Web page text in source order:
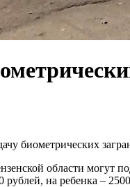
биометрических
области могут
рублей, на ребенка –